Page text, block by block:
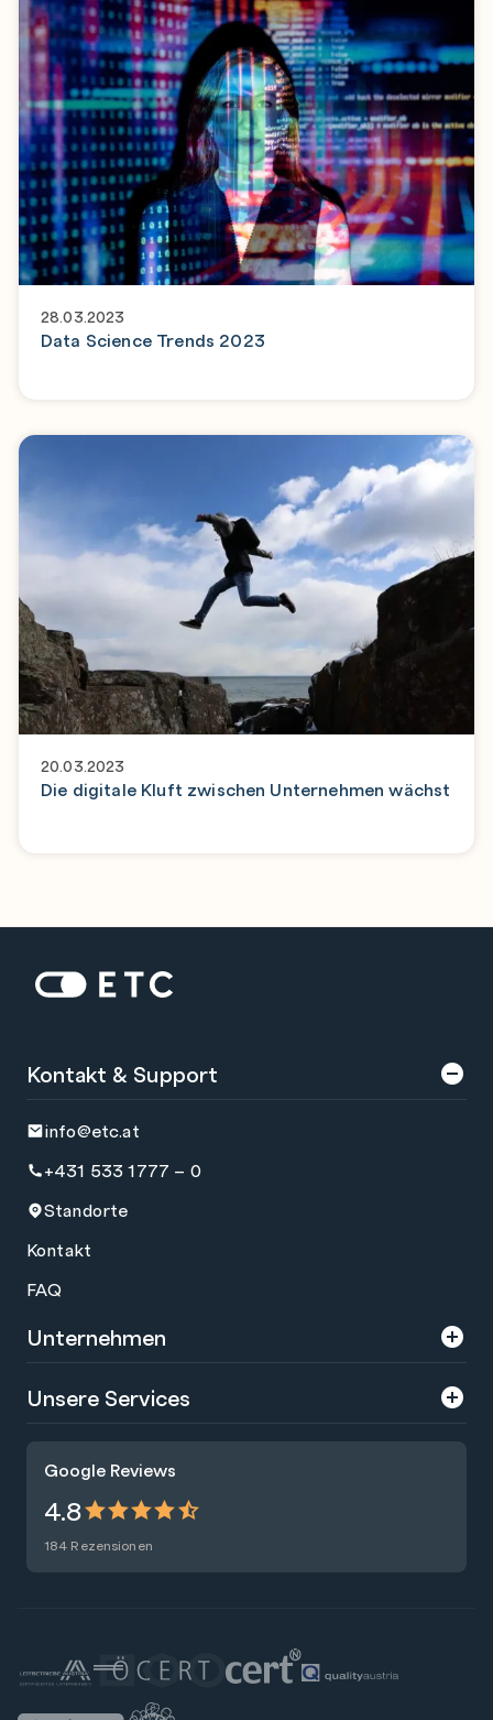
28.03.2023
Data Science Trends 2023
20.03.2023
Die digitale Kluft zwischen Unternehmen wächst
Startseite: ETC
Google Reviews
4.8
184 Rezensionen
Kontakt & Support
info@etc.at
+431 533 1777 – 0
Standorte
Kontakt
FAQ
Unternehmen
Über uns
Presse
Nachhaltigkeit
Blog
Unsere Services
Raummiete